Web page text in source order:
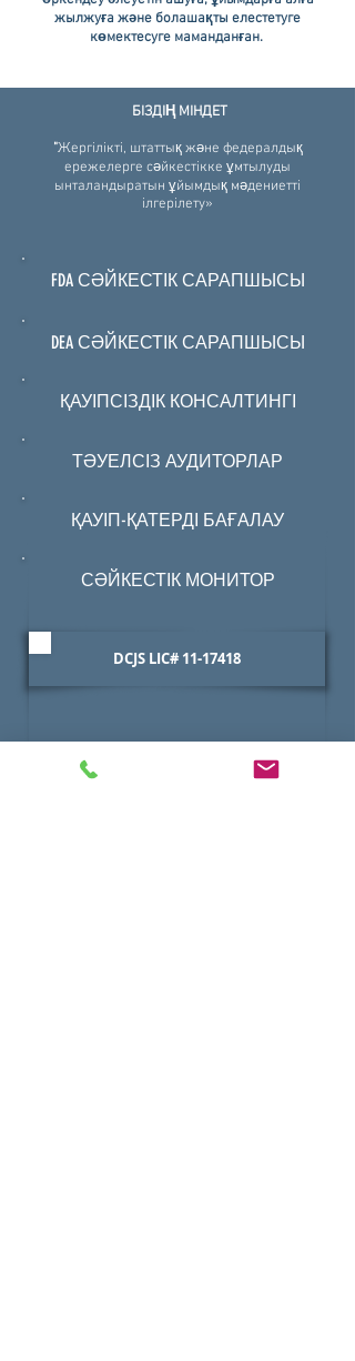
жылжуға және болашақты елестетуге
көмектесуге маманданған.
БІЗДІҢ МІНДЕТ
"Жергілікті, штаттық және федералдық
ережелерге сәйкестікке ұмтылуды
ынталандыратын ұйымдық мәдениетті
ілгерілету»
FDA СӘЙКЕСТІК САРАПШЫСЫ
DEA СӘЙКЕСТІК САРАПШЫСЫ
ҚАУІПСІЗДІК КОНСАЛТИНГІ
ТӘУЕЛСІЗ АУДИТОРЛАР
ҚАУІП-ҚАТЕРДІ БАҒАЛАУ
СӘЙКЕСТІК МОНИТОР
DCJS LIC# 11-17418